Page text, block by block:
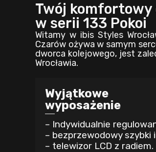
Twój komfortowy
w serii 133 Pokoi
Witamy w ibis Styles
Czarów ożywa w samym
dworca kolejowego, jest
Wrocławia.
Wyjątkowe
wyposażenie
– Indywidualnie
– bezprzewodowy szybki
– telewizor LCD z radiem.